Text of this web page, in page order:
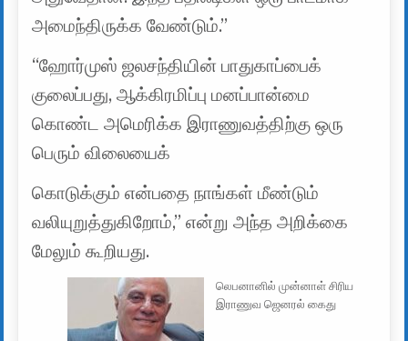
அமைந்திருக்க வேண்டும்.”
“ஹோர்முஸ் ஜலசந்தியின் பாதுகாப்பைக்
குலைப்பது, ஆக்கிரமிப்பு மனப்பான்மை
கொண்ட அமெரிக்க இராணுவத்திற்கு ஒரு
பெரும் விலையைக்
கொடுக்கும் என்பதை நாங்கள் மீண்டும்
வலியுறுத்துகிறோம்,” என்று அந்த அறிக்கை
மேலும் கூறியது.
லெபனானில் முன்னாள் சிரிய
இராணுவ ஜெனரல் கைது